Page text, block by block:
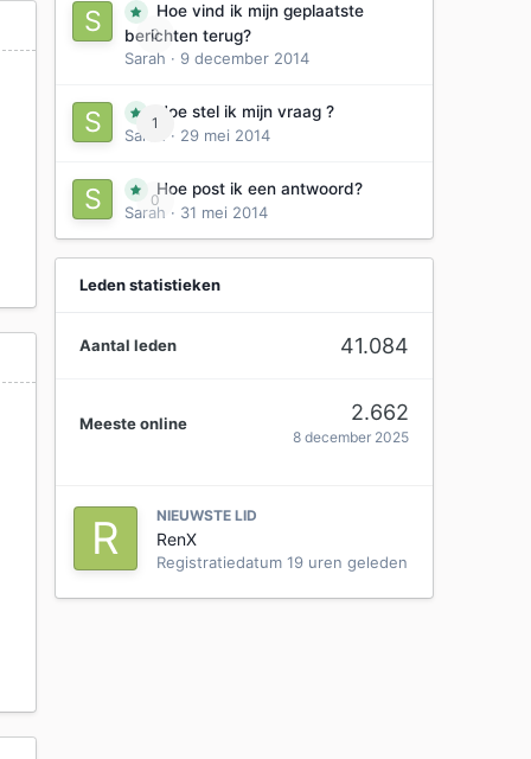
0
Hoe vind ik mijn geplaatste
berichten terug?
Sarah · 9 december 2014
1
Hoe stel ik mijn vraag ?
Sarah
· 29 mei 2014
0
Hoe post ik een antwoord?
Sarah · 31 mei 2014
Leden statistieken
Aantal leden 41.084
Meeste online 2.662
8 december 2025
NIEUWSTE LID
RenX
Registratiedatum 19 uren geleden